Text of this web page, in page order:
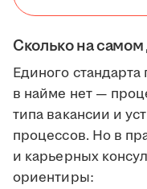
Сколько на
Единого стандарта
в найме нет —
типа вакансии и
процессов. Но в
и карьерных
ориентиры: